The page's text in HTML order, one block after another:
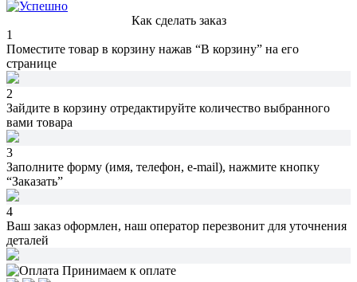
Как сделать заказ
1
Поместите товар в корзину нажав “В корзину” на его
странице
2
Зайдите в корзину отредактируйте количество выбранного
вами товара
3
Заполните форму (имя, телефон, e-mail), нажмите кнопку
“Заказать”
4
Ваш заказ оформлен, наш оператор перезвонит для уточнения
деталей
Принимаем к оплате